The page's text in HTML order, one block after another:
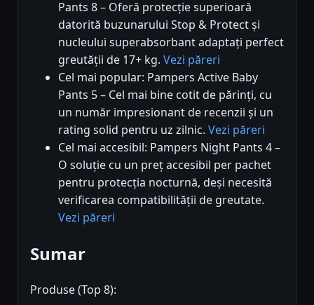
Pants 8 – Oferă protecție superioară
datorită buzunarului Stop & Protect și
nucleului superabsorbant adaptați perfect
greutății de 17+ kg. Vezi păreri
Cel mai popular: Pampers Active Baby
Pants 5 – Cel mai bine cotit de părinți, cu
un număr impresionant de recenzii și un
rating solid pentru uz zilnic. Vezi păreri
Cel mai accesibil: Pampers Night Pants 4 –
O soluție cu un preț accesibil per pachet
pentru protecția nocturnă, deși necesită
verificarea compatibilității de greutate.
Vezi păreri
Sumar
Produse (Top 8):